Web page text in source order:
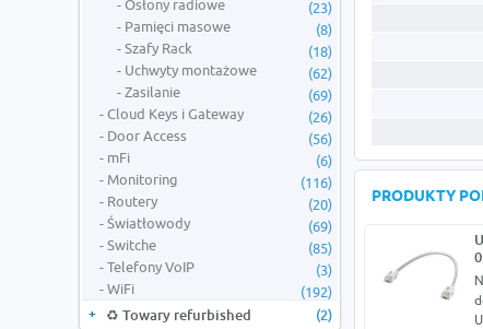
Osłony radiowe
(23)
Pamięci masowe
(8)
Szafy Rack
(18)
Uchwyty montażowe
(62)
Zasilanie
(69)
Cloud Keys i Gateway
(26)
Door Access
(56)
mFi
(6)
Monitoring
(116)
Routery
(20)
Światłowody
(69)
Switche
(85)
Telefony VoIP
(3)
WiFi
(192)
♻️ Towary refurbished
(2)
PRODUKTY